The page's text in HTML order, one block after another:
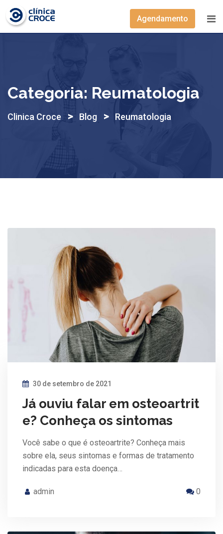
Skip
content
Agendamento
Categoria: Reumatologia
Clinica Croce > Blog > Reumatologia
30 de setembro de 2021
Já ouviu falar em osteoartrit
e? Conheça os sintomas
Você sabe o que é osteoartrite? Conheça mais
sobre ela, seus sintomas e formas de tratamento
indicadas para esta doença…
admin 0